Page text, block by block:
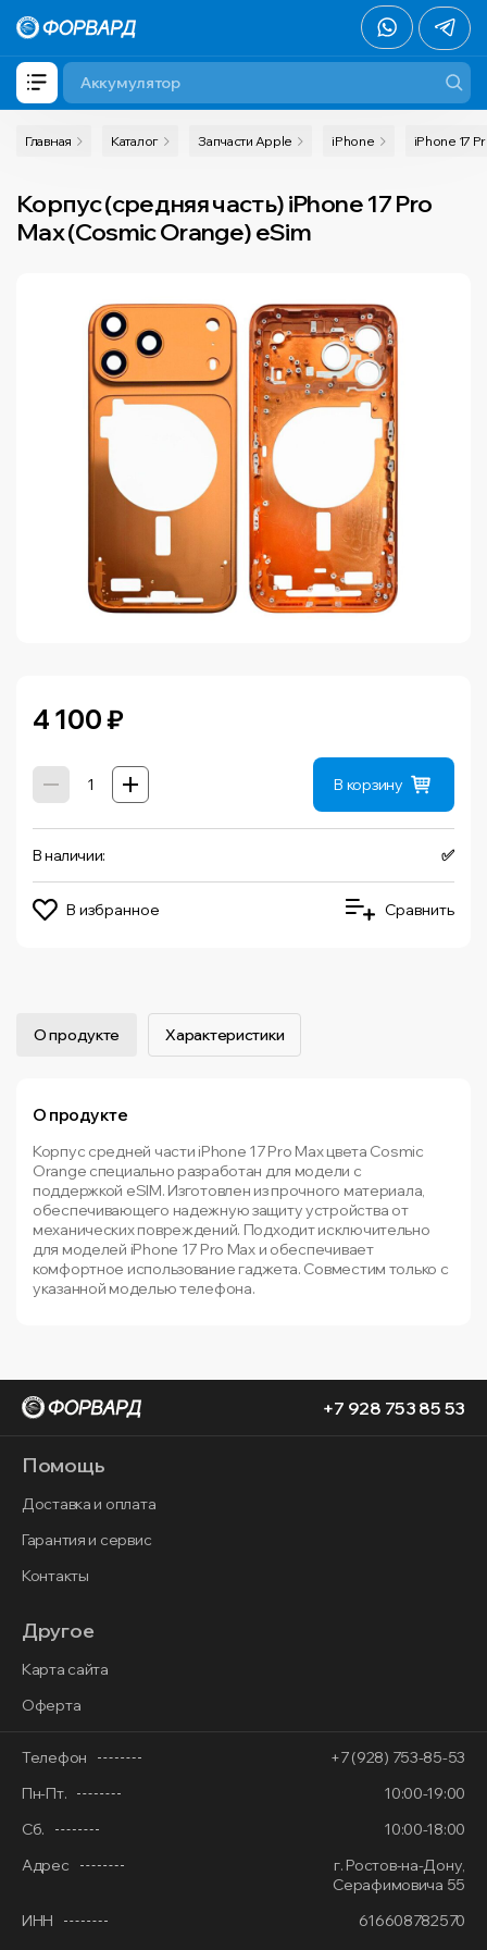
Главная Каталог Запчасти Apple iPhone iPhone 17
Корпус (средняя часть) iPhone 17 Pro
Max (Cosmic Orange) eSim
4 100₽
В корзину
В наличии: ✅
В избранное Сравнить
О продукте Характеристики
О продукте
Корпус средней части iPhone 17 Pro Max цвета Cosmic
Orange специально разработан для модели с
поддержкой eSIM. Изготовлен из прочного материала,
обеспечивающего надежную защиту устройства от
механических повреждений. Подходит исключительно
для моделей iPhone 17 Pro Max и обеспечивает
комфортное использование гаджета. Совместим только с
указанной моделью телефона.
+7 928 753 85 53
Помощь
Доставка и оплата
Гарантия и сервис
Контакты
Другое
Карта сайта
Оферта
Телефон
+7 (928) 753-85-53
Пн-Пт.
10:00-19:00
Сб.
10:00-18:00
Адрес
г. Ростов-на-Дону,
Серафимовича 55
ИНН
616608782570